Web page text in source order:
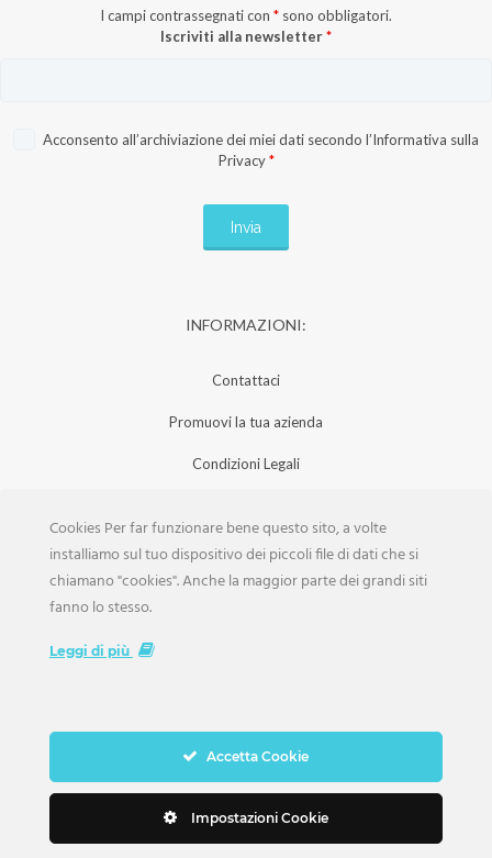
I campi contrassegnati con * sono obbligatori.
Iscriviti alla newsletter*
Acconsento all’archiviazione dei miei dati secondo l’Informativa sulla
Privacy *
INFORMAZIONI:
Contattaci
Promuovi la tua azienda
Condizioni Legali
Iscrizione Aziende
Scarica la Rivista
Copyright Weddings © 2026. Tutti i Diritti Riservati
Cookies Per far funzionare bene questo sito, a volte
installiamo sul tuo dispositivo dei piccoli file di dati che si
chiamano "cookies". Anche la maggior parte dei grandi siti
fanno lo stesso.
Leggi di più
Accetta Cookie
Impostazioni Cookie